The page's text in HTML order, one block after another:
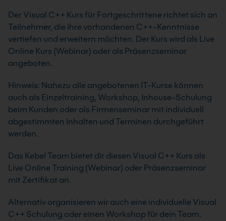
Der Visual C++ Kurs für Fortgeschrittene richtet sich an
Teilnehmer, die ihre vorhandenen C++-Kenntnisse
vertiefen und erweitern möchten. Der Kurs wird als Live
Online Kurs (Webinar) oder als Präsenzseminar
angeboten.
Hinweis: Nahezu alle angebotenen IT-Kurse können
auch als Einzeltraining, Workshop, Inhouse-Schulung
beim Kunden oder als Firmenseminar mit individuell
abgestimmten Inhalten und Terminen durchgeführt
werden.
Das Kebel Team bietet dir diesen Visual C++ Kurs als
Live Online Training (Webinar) oder Präsenzseminar
mit Zertifikat an.
Alternativ organisieren wir auch eine individuelle Visual
C++ Schulung oder einen Workshop für dein Team.